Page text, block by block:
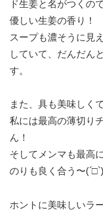
ド生姜と名がつくの
優しい生姜の香り！
スープも濃そうに見
していて、だんだん
す。
また、具も美味しく
私には最高の薄切り
ん！
そしてメンマも最高
のりも良く合う〜(´□`)
ホントに美味しいラ